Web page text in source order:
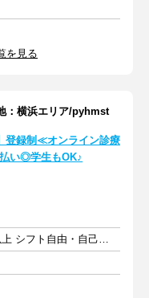
を見る
横浜エリア/pyhmst
登録制≪オンライン診療
い◎学生もOK♪
週2日以上 1日6時間以上 シフト自由・自己申告